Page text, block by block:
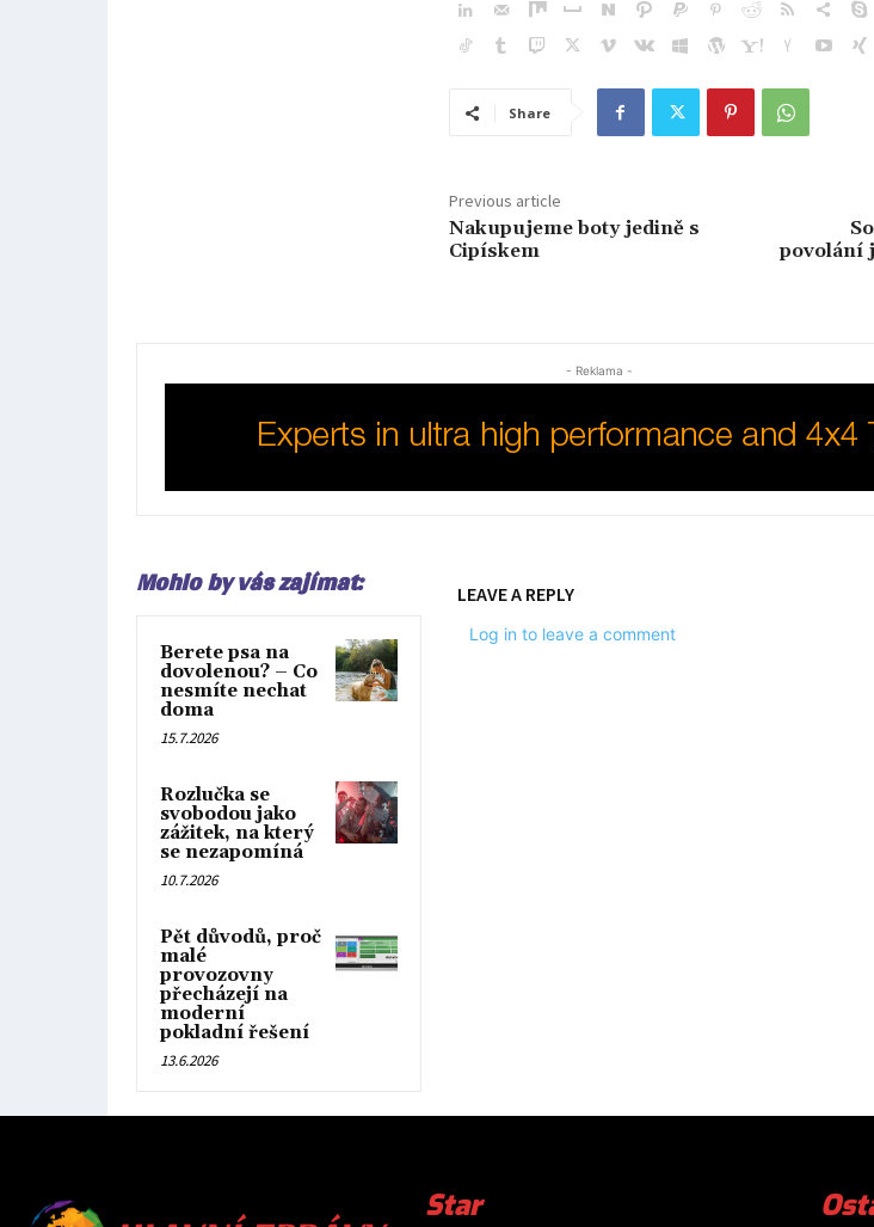
Share
Previous article
Nakupujeme boty jedině s
Cipískem
povolání
- Reklama -
Mohlo by vás zajímat:
Berete psa na
dovolenou? – Co
nesmíte nechat
doma
15.7.2026
Rozlučka se
svobodou jako
zážitek, na který
se nezapomíná
10.7.2026
Pět důvodů, proč
malé
provozovny
přecházejí na
moderní
pokladní řešení
13.6.2026
LEAVE A REPLY
Log in to leave a comment
Star